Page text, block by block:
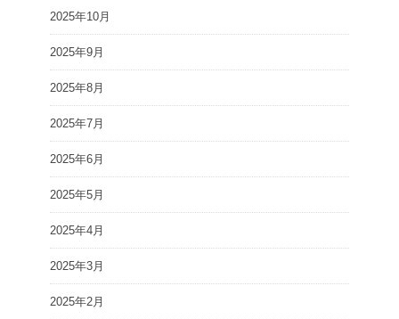
2025年10月
2025年9月
2025年8月
2025年7月
2025年6月
2025年5月
2025年4月
2025年3月
2025年2月